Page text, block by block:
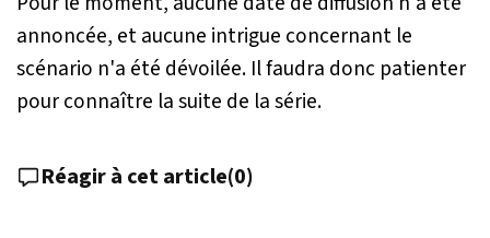
annoncée, et aucune intrigue concernant le
scénario n'a été dévoilée. Il faudra donc patienter
pour connaître la suite de la série.
Réagir à cet article(0)